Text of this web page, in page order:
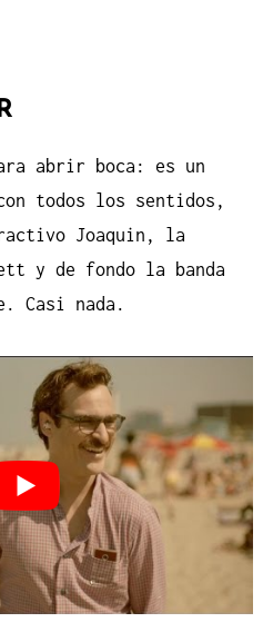
abrir boca: es un
todos los sentidos,
Joaquin, la
y de fondo la banda
Casi nada.